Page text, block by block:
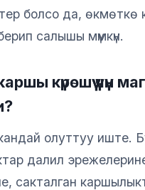
болсо да, өкмөткө
салышы мүмкүн.
күрөшүү үчүн
олуттуу иште.
далил
сакталган